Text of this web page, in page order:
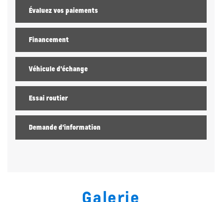
Galerie
Évaluez vos paiements
Financement
Véhicule d'échange
Essai routier
Demande d'information